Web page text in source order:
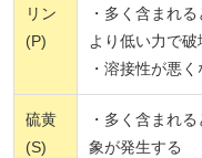
リン
(P)
・多く含まれ
より低い力で
・溶接性が悪く
硫黄
(S)
・多く含まれ
象が発生する